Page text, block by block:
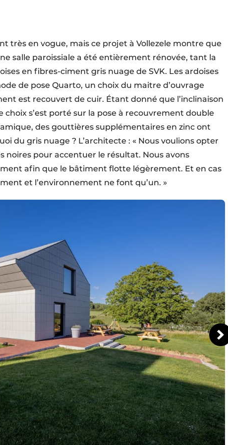
très en vogue, mais ce projet à Vollezele montre que
salle paroissiale a été entièrement rénovée, tant la
en fibres-ciment gris nuage de SVK. Les ardoises
de pose Quarto, un choix du maitre d’ouvrage
est recouvert de cuir. Étant donné que l’inclinaison
choix s’est porté sur la pose à recouvrement double
des gouttières supplémentaires en zinc ont
du gris nuage ? L’architecte : « Nous voulions opter
noires pour accentuer le résultat. Nous avons
afin que le bâtiment flotte légèrement. Et en cas
et l’environnement ne font qu’un. »